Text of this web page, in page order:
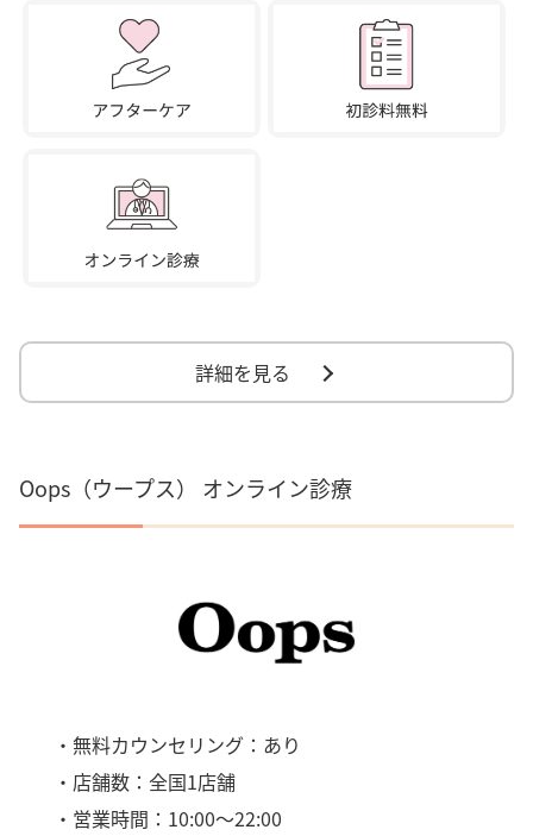
詳細を見る
Oops（ウープス） オンライン診療
・無料カウンセリング：あり
・店舗数：全国1店舗
・営業時間：10:00～22:00